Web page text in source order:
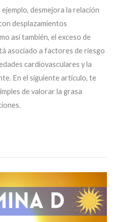
desmejora la relación
desplazamientos
así también, el exceso de
asociado a factores de riesgo
cardiovasculares y la
En el siguiente articulo, te
de valorar la grasa